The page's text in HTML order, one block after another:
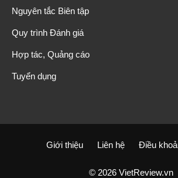
Nguyên tắc Biên tập
Quy trình Đánh giá
Hợp tác, Quảng cáo
Tuyển dụng
Giới thiệu Liên hệ Điều
© 2026 VietReview.vn